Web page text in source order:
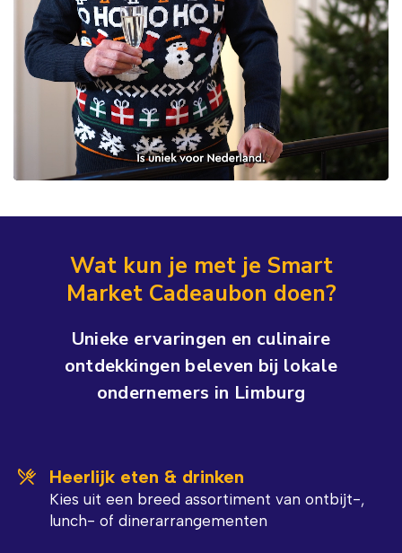
Wat kun je met je Smart
Market Cadeaubon doen?
Unieke ervaringen en culinaire
ontdekkingen beleven bij lokale
ondernemers in Limburg
Heerlijk eten & drinken
Kies uit een breed assortiment van ontbijt-,
lunch- of dinerarrangementen